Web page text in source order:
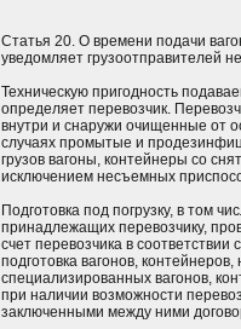
Статья 20. О времени подачи
уведомляет грузоотправителей
Техническую пригодность
определяет перевозчик.
внутри и снаружи очищенные от
случаях промытые и
грузов вагоны, контейнеры со
исключением несъемных
Подготовка под погрузку, в том
принадлежащих перевозчику,
счет перевозчика в
подготовка вагонов,
специализированных вагонов,
при наличии возможности
заключенными между ними